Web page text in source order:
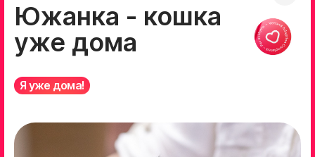
Южанка - кошка
уже дома
Я уже дома!